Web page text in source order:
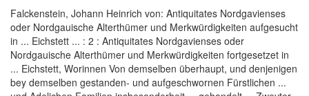
Falckenstein, Johann Heinrich von: Antiquitates Nordgavienses
oder Nordgauische Alterthümer und Merkwürdigkeiten aufgesucht
in ... Eichstett ... : 2 : Antiquitates Nordgavienses oder
Nordgauische Alterthümer und Merkwürdigkeiten fortgesetzet in
... Eichstett, Worinnen Von demselben überhaupt, und denjenigen
bey demselben gestanden- und aufgeschwornen Fürstlichen ...